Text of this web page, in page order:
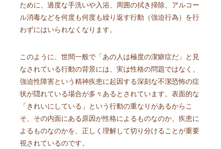
ために、過度な手洗いや入浴、周囲の拭き掃除、アルコー
ル消毒などを何度も何度も繰り返す行動（強迫行為）を行
わずにはいられなくなります。
このように、世間一般で「あの人は極度の潔癖症だ」と見
なされている行動の背景には、実は性格の問題ではなく、
強迫性障害という精神疾患に起因する深刻な不潔恐怖の症
状が隠れている場合が多々あるとされています。表面的な
「きれいにしている」という行動の重なりがあるからこ
そ、その内面にある原因が性格によるものなのか、疾患に
よるものなのかを、正しく理解して切り分けることが重要
視されているのです。